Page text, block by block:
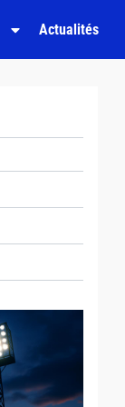
Actualités